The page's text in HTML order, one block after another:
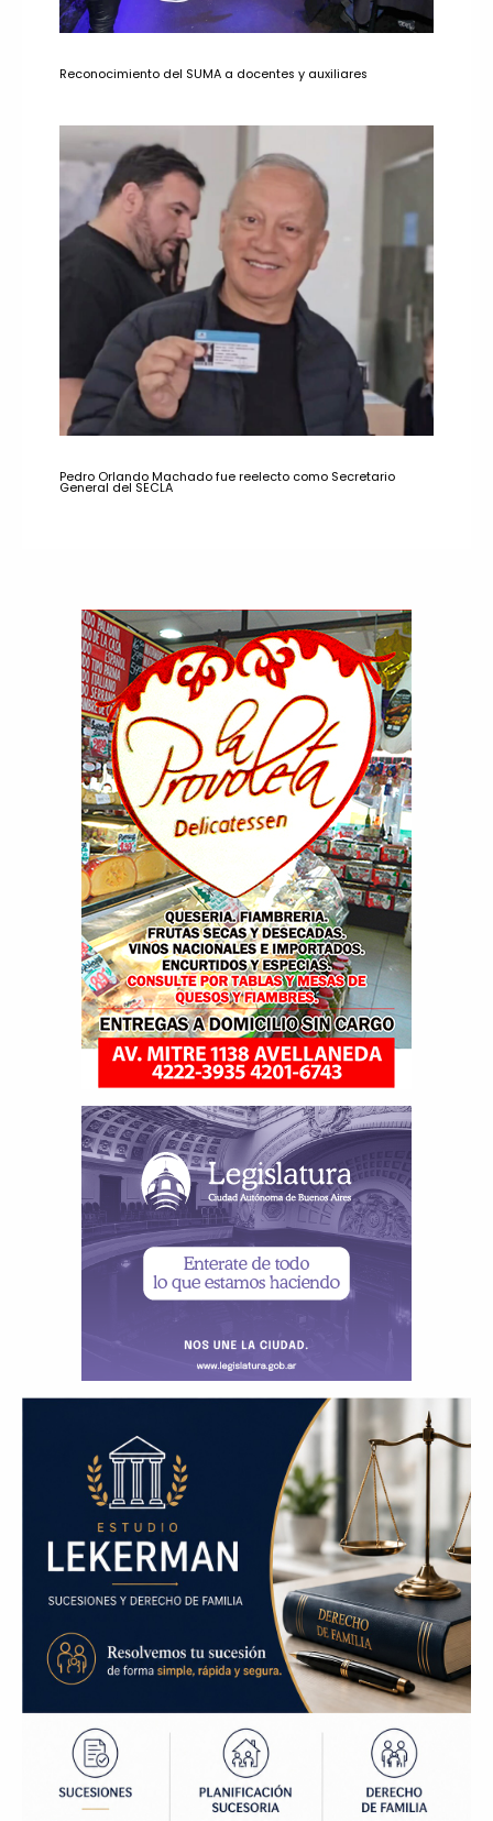
Reconocimiento del SUMA a docentes y auxiliares
Pedro Orlando Machado fue reelecto como Secretario
General del SECLA